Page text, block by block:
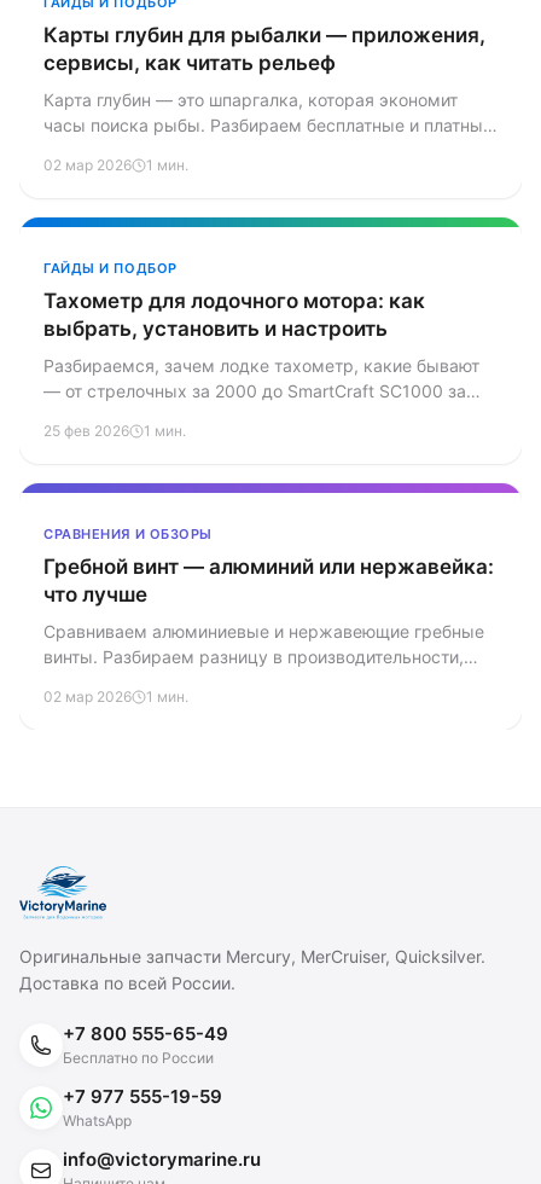
Карты глубин для рыбалки — приложения,
сервисы, как читать рельеф
Карта глубин — это шпаргалка, которая экономит
часы поиска рыбы. Разбираем бесплатные и платные
находить перспективные точки ещё до выхода на
02 мар 2026 1 мин.
ГАЙДЫ И ПОДБОР
Тахометр для лодочного мотора: как
выбрать, установить и настроить
Разбираемся, зачем лодке тахометр, какие бывают
— от стрелочных за 2000 до SmartCraft SC1000 за
свой мотор.
25 фев 2026 1 мин.
СРАВНЕНИЯ И ОБЗОРЫ
Гребной винт — алюминий или нержавейка:
что лучше
Сравниваем алюминиевые и нержавеющие гребные
винты. Разбираем разницу в производительности,
могли сделать правильный выбор.
02 мар 2026 1 мин.
Оригинальные запчасти Mercury, MerCruiser, Quicksilver.
Доставка по всей России.
+7 800 555-65-49
Бесплатно по России
+7 977 555-19-59
WhatsApp
info@victorymarine.ru